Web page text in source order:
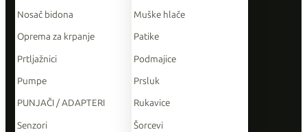
Nosač bidona
Oprema za krpanje
Prtljažnici
Pumpe
PUNJAČI / ADAPTERI
Senzori
Muške hlače
Patike
Podmajice
Prsluk
Rukavice
Šorcevi